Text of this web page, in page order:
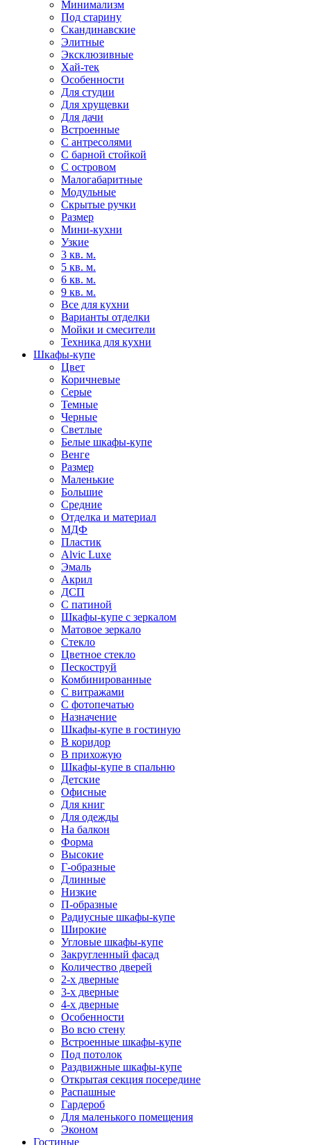
Минимализм
Под старину
Скандинавские
Элитные
Эксклюзивные
Хай-тек
Особенности
Для студии
Для хрущевки
Для дачи
Встроенные
С антресолями
С барной стойкой
С островом
Малогабаритные
Модульные
Скрытые ручки
Размер
Мини-кухни
Узкие
3 кв. м.
5 кв. м.
6 кв. м.
9 кв. м.
Все для кухни
Варианты отделки
Мойки и смесители
Техника для кухни
Шкафы-купе
Цвет
Коричневые
Серые
Темные
Черные
Светлые
Белые шкафы-купе
Венге
Размер
Маленькие
Большие
Средние
Отделка и материал
МДФ
Пластик
Alvic Luxe
Эмаль
Акрил
ДСП
С патиной
Шкафы-купе с зеркалом
Матовое зеркало
Стекло
Цветное стекло
Пескоструй
Комбинированные
С витражами
С фотопечатью
Назначение
Шкафы-купе в гостиную
В коридор
В прихожую
Шкафы-купе в спальню
Детские
Офисные
Для книг
Для одежды
На балкон
Форма
Высокие
Г-образные
Длинные
Низкие
П-образные
Радиусные шкафы-купе
Широкие
Угловые шкафы-купе
Закругленный фасад
Количество дверей
2-х дверные
3-х дверные
4-х дверные
Особенности
Во всю стену
Встроенные шкафы-купе
Под потолок
Раздвижные шкафы-купе
Открытая секция посередине
Распашные
Гардероб
Для маленького помещения
Эконом
Гостиные